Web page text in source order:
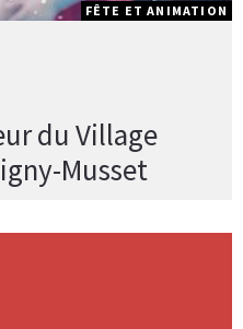
du Village
Musset
FÊTE ET ANIMATION